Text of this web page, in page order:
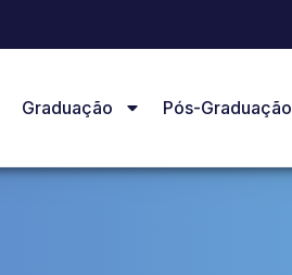
Graduação Pós-Graduação